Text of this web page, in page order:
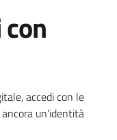
accedi con le
un'identità